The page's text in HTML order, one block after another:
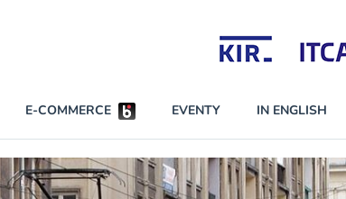
NAJCZĘŚCIEJ CZYTANE
Darmowy dostęp do ChataGPT
E-COMMERCE EVENTY IN ENGLISH